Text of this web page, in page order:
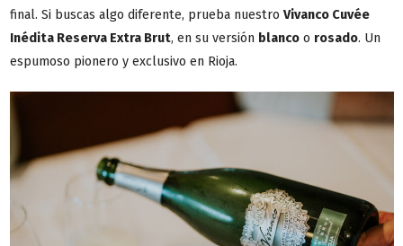
final. Si buscas algo diferente, prueba nuestro Vivanco Cuvée
Inédita Reserva Extra Brut, en su versión blanco o rosado. Un
espumoso pionero y exclusivo en Rioja.